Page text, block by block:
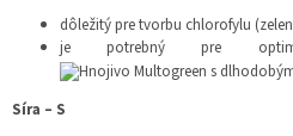
dôležitý pre tvorbu chlorofylu
je potrebný pre
Síra – S